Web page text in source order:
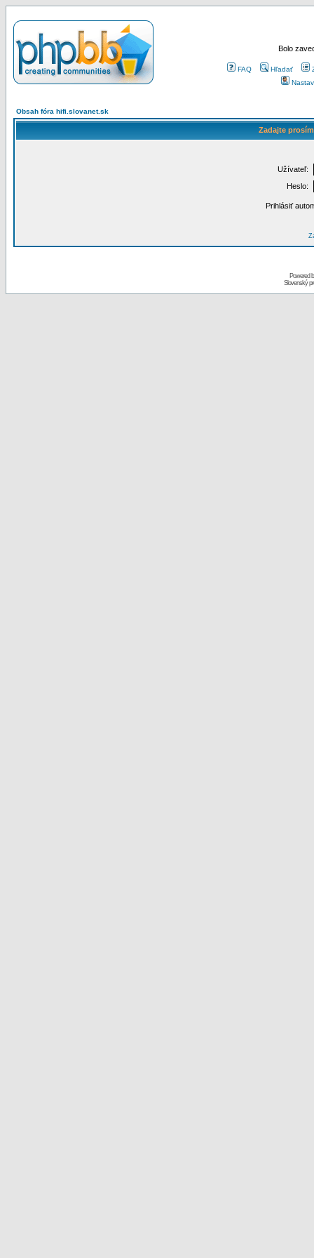
Bolo
FAQ Hľadať
Obsah fóra hifi.slovanet.sk
Zadajte
Užívateľ:
Heslo:
Prihlásiť
Powered
Slovenský